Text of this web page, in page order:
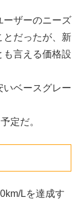
ーザーのニーズ
とだったが、新
も言える価格設
いベースグレー
定だ。
Lを達成す